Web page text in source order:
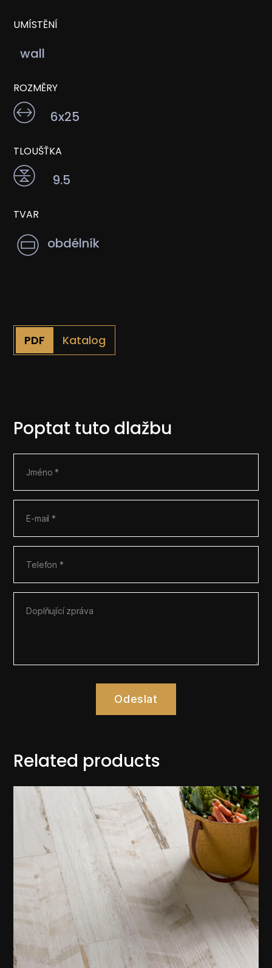
UMÍSTĚNÍ
wall
ROZMĚRY
6x25
TLOUŠŤKA
9.5
TVAR
obdélník
Katalog
Poptat tuto dlažbu
Odeslat
Related products